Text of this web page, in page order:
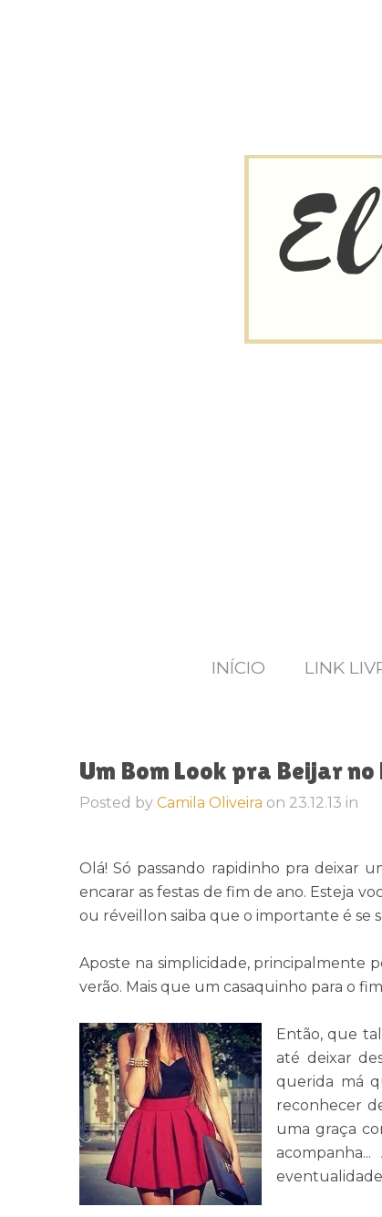
INÍCIO LINK
Um Bom Look pra Beijar no
Posted by Camila Oliveira on 23.12.13 in
Olá! Só passando rapidinho pra deixar
encarar as festas de fim de ano. Esteja
ou réveillon saiba que o importante é se
Aposte na simplicidade, principalmente
verão. Mais que um casaquinho para o
Então, que
até deixar
querida má
reconhecer
uma graça